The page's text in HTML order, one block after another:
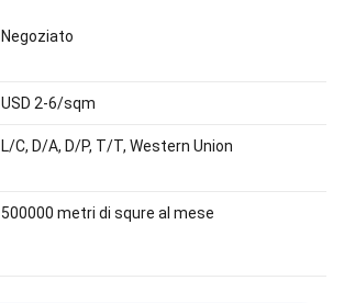
Negoziato
USD 2-6/sqm
L/C, D/A, D/P, T/T, Western Union
500000 metri di squre al mese